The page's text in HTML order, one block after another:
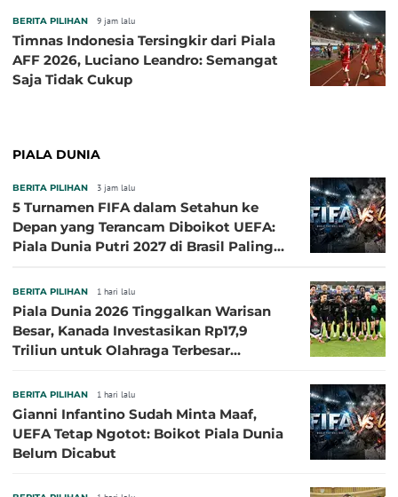
BERITA PILIHAN 9 jam lalu
Timnas Indonesia Tersingkir dari Piala
AFF 2026, Luciano Leandro: Semangat
Saja Tidak Cukup
PIALA DUNIA
BERITA PILIHAN 3 jam lalu
5 Turnamen FIFA dalam Setahun ke
Depan yang Terancam Diboikot UEFA:
Piala Dunia Putri 2027 di Brasil Paling
BERITA PILIHAN 1 hari lalu
Piala Dunia 2026 Tinggalkan Warisan
Besar, Kanada Investasikan Rp17,9
Triliun untuk Olahraga Terbesar
BERITA PILIHAN 1 hari lalu
Gianni Infantino Sudah Minta Maaf,
UEFA Tetap Ngotot: Boikot Piala Dunia
Belum Dicabut